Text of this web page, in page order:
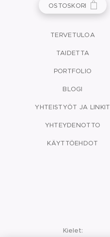
OSTOSKORI
TERVETULOA
TAIDETTA
PORTFOLIO
BLOGI
YHTEISTYÖT JA LINKIT
YHTEYDENOTTO
KÄYTTÖEHDOT
Kielet